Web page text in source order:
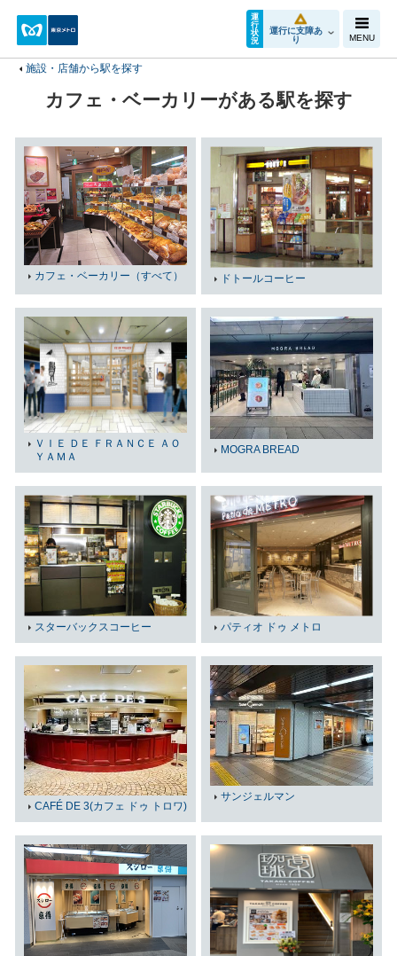
運
行
状
況
運行に支障あ
り
MENU
施設・店舗から駅を探す
カフェ・ベーカリーがある駅を探す
カフェ・ベーカリー（すべて） ドトールコーヒー
ＶＩＥ ＤＥ ＦＲＡＮＣＥ ＡＯ
ＹＡＭＡ
MOGRA BREAD
スターバックスコーヒー パティオ ドゥ メトロ
CAFÉ DE 3(カフェ ドゥ トロワ)
サンジェルマン